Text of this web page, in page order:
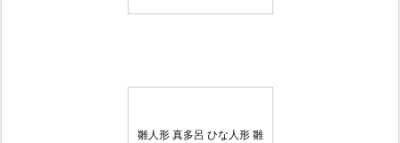
雛人形 真多呂 ひな人形 雛